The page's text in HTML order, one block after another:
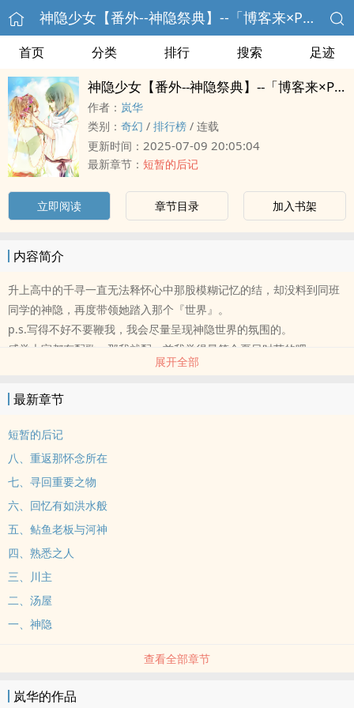
神隐少女【番外--神隐祭典】--「博客来×‎‎P‍‌O‍P‌‍O‎‌‌番外篇大募集」
首页 分类 排行 搜索 足迹
神隐少女【番外--神隐祭典】--「博客来×‎‎P‍‌O‍P‌‍O‎‌‌番外篇大募集」
作者： 岚华
类别： 奇幻 / 排行榜 / 连载
更新时间： 2025-07-09 20:05:04
最新章节： 短暂的后记
立即阅读 章节目录 加入书架
内容简介
升上高中的千寻一直无法释怀心中那股模糊记忆的结，却没料到同班
同学的神隐，再度带领她踏入那个『世界』。
p.s.写得不好不要鞭我，我会尽量呈现神隐世界的氛围的。
感觉大家都有配歌，那我就配一首我觉得最符合夏日时节的吧
展开全部
最新章节
短暂的后记
八、重返那怀念所在
七、寻回重要之物
六、回忆有如洪水般
五、鲇鱼老板与河神
四、熟悉之人
三、川主
二、汤屋
一、神隐
查看全部章节
岚华的作品